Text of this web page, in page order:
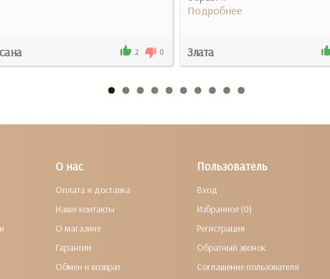
2 0
Подробнее
Злата
О нас
Оплата и доставка
Наши контакты
О магазине
Гарантии
Обмен и возврат
Пользователь
Вход
Избранное (0)
Регистрация
Обратный звонок
Соглашение пользователя